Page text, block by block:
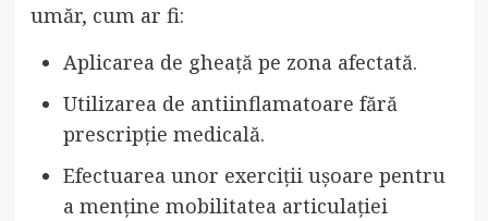
umăr, cum ar fi:
Aplicarea de gheață pe zona afectată.
Utilizarea de antiinflamatoare fără
prescripție medicală.
Efectuarea unor exerciții ușoare pentru
a menține mobilitatea articulației